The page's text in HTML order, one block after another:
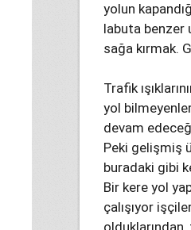
yolun
labuta benzer
sağa kırmak.
Trafik
yol
devam
Peki gelişmiş
buradaki gibi
Bir kere yol
çalışıyor